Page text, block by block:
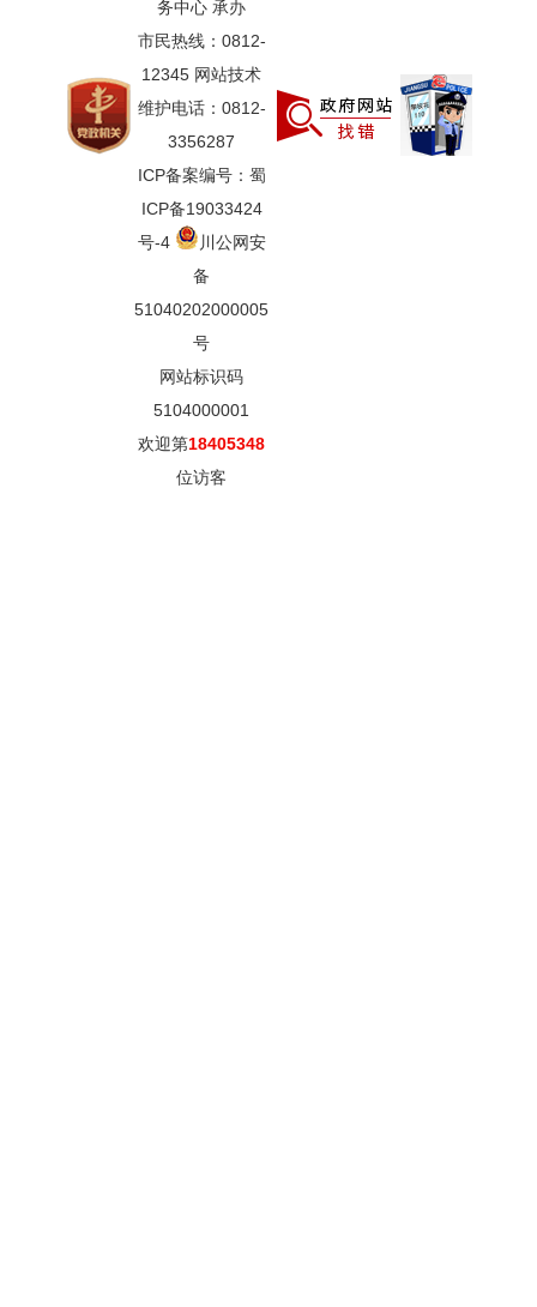
务中心 承办
市民热线：0812-
12345 网站技术
维护电话：0812-
3356287
ICP备案编号：蜀
ICP备19033424
号-4
川公网安
备
51040202000005
号
网站标识码
5104000001
欢迎第18405348
位访客